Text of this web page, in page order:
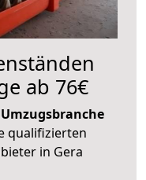
ab 76€
qualifizierten
in Gera